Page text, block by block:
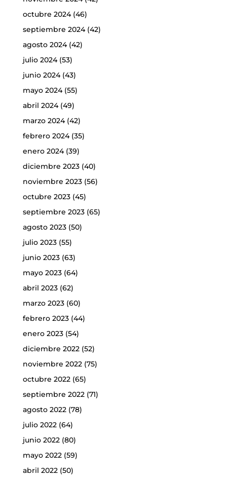
octubre 2024(46)
septiembre 2024(42)
agosto 2024(42)
julio 2024(53)
junio 2024(43)
mayo 2024(55)
abril 2024(49)
marzo 2024(42)
febrero 2024(35)
enero 2024(39)
diciembre 2023(40)
noviembre 2023(56)
octubre 2023(45)
septiembre 2023(65)
agosto 2023(50)
julio 2023(55)
junio 2023(63)
mayo 2023(64)
abril 2023(62)
marzo 2023(60)
febrero 2023(44)
enero 2023(54)
diciembre 2022(52)
noviembre 2022(75)
octubre 2022(65)
septiembre 2022(71)
agosto 2022(78)
julio 2022(64)
junio 2022(80)
mayo 2022(59)
abril 2022(50)